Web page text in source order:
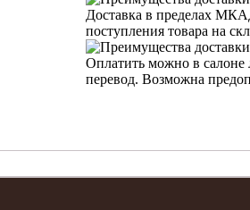
Доставка в пределах
поступления товара на
Оплатить можно в
перевод. Возможна